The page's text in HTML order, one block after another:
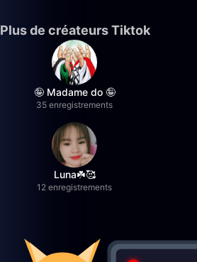
Plus de créateurs Tiktok
🤪 Madame do 🤪
35 enregistrements
Luna☘️🥰
12 enregistrements